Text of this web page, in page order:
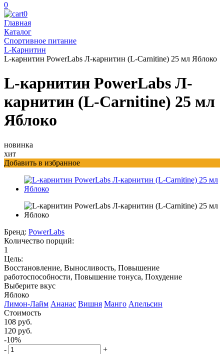
0
0
Главная
Каталог
Спортивное питание
L-Карнитин
L-карнитин PowerLabs Л-карнитин (L-Carnitine) 25 мл Яблоко
L-карнитин PowerLabs Л-
карнитин (L-Carnitine) 25 мл
Яблоко
новинка
хит
Добавить в избранное
Бренд: PowerLabs
Количество порций:
1
Цель:
Восстановление, Выносливость, Повышение
работоспособности, Повышение тонуса, Похудение
Выберите вкус
Яблоко
Лимон-Лайм Ананас Вишня Манго Апельсин
Стоимость
108 руб.
120 руб.
-10%
-
+